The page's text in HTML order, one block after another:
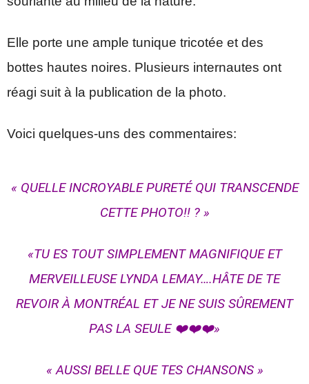
Elle porte une ample tunique tricotée et des
bottes hautes noires. Plusieurs internautes ont
réagi suit à la publication de la photo.
Voici quelques-uns des commentaires:
« QUELLE INCROYABLE PURETÉ QUI TRANSCENDE
CETTE PHOTO!! ? »
«TU ES TOUT SIMPLEMENT MAGNIFIQUE ET
MERVEILLEUSE LYNDA LEMAY….HÂTE DE TE
REVOIR À MONTRÉAL ET JE NE SUIS SÛREMENT
PAS LA SEULE ❤️❤️❤️»
« AUSSI BELLE QUE TES CHANSONS »